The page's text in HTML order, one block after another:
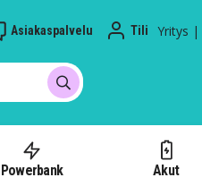
Asiakaspalvelu Tili Yritys |
Powerbank Akut